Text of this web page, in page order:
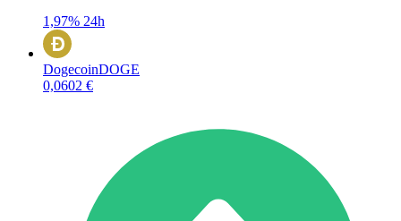
1,97% 24h
DogecoinDOGE
0,0602 €